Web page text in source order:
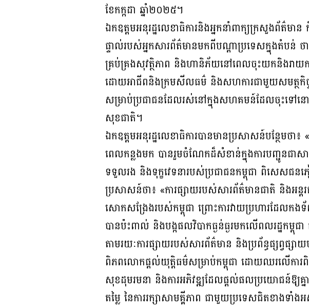
ខែកក្កដា ឆ្នាំ២០២៥។
ឯកឧត្តមអនុរដ្ឋលេខាធិការនិងអ្នកនាំពាក្យក្រសួងព័ត៌
ផ្ទាល់របស់អ្នកសារព័ត៌មានមកពីបណ្តាប្រទេសក្នុងតំបន់
គ្រប់គ្រងសុវត្ថិភាព និងហានិភ័យនៅពេលចុះយកនិងរាយកា
ដោយអាជីពនិងក្រមសីលធម៌ និងសហការជាមួយសមត្ថកិច្ច និ
សម្រាប់ប្រជាជនដែលរស់នៅក្នុងសហគមន៍ដែលចុះទៅនោះ
សុខជាតិ។
ឯកឧត្តមអនុរដ្ឋលេខាធិការបានមានប្រសាសន៍បន្ថែមថា៖
ពេលកន្លងមក បានរួមចំណែកដ៏សំខាន់ក្នុងការបញ្ជូនជាស
ទទួលរង និងទុក្ខវេទនារបស់ប្រជាជនកម្ពុជា ពិសេសជ
ប្រសាសន៍ថា៖ «ការផ្សាយរបស់សារព័ត៌មានជាតិ និង
សោកសង្រែងរបស់កម្ពុជា ព្រោះការវាយប្រហារដែលកង
បានប៉ះពាល់ និងបង្កផលវិបាកធ្ងន់ធ្ងរមកលើពលរដ្ឋកម្
តាមរយៈការផ្សាយរបស់សារព័ត៌មាន និងប្រព័ន្ធផ្សព្វផ្ស
ពិភពលោកផ្តល់យុត្តិធម៌សម្រាប់កម្ពុជា ដោយឈរលើការពិ
សុខដុមរមនា និងការអភិវឌ្ឍដែលផ្តល់ផលប្រយោជន៍ឱ្
តម្លៃ នៃការរក្សាសាមគ្គីភាព ជាមួយប្រទេសជិតខាងទាំ